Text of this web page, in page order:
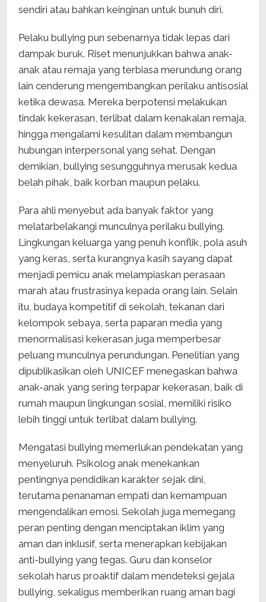
sendiri atau bahkan keinginan untuk bunuh diri.
Pelaku bullying pun sebenarnya tidak lepas dari
dampak buruk. Riset menunjukkan bahwa anak-
anak atau remaja yang terbiasa merundung orang
lain cenderung mengembangkan perilaku antisosial
ketika dewasa. Mereka berpotensi melakukan
tindak kekerasan, terlibat dalam kenakalan remaja,
hingga mengalami kesulitan dalam membangun
hubungan interpersonal yang sehat. Dengan
demikian, bullying sesungguhnya merusak kedua
belah pihak, baik korban maupun pelaku.
Para ahli menyebut ada banyak faktor yang
melatarbelakangi munculnya perilaku bullying.
Lingkungan keluarga yang penuh konflik, pola asuh
yang keras, serta kurangnya kasih sayang dapat
menjadi pemicu anak melampiaskan perasaan
marah atau frustrasinya kepada orang lain. Selain
itu, budaya kompetitif di sekolah, tekanan dari
kelompok sebaya, serta paparan media yang
menormalisasi kekerasan juga memperbesar
peluang munculnya perundungan. Penelitian yang
dipublikasikan oleh UNICEF menegaskan bahwa
anak-anak yang sering terpapar kekerasan, baik di
rumah maupun lingkungan sosial, memiliki risiko
lebih tinggi untuk terlibat dalam bullying.
Mengatasi bullying memerlukan pendekatan yang
menyeluruh. Psikolog anak menekankan
pentingnya pendidikan karakter sejak dini,
terutama penanaman empati dan kemampuan
mengendalikan emosi. Sekolah juga memegang
peran penting dengan menciptakan iklim yang
aman dan inklusif, serta menerapkan kebijakan
anti-bullying yang tegas. Guru dan konselor
sekolah harus proaktif dalam mendeteksi gejala
bullying, sekaligus memberikan ruang aman bagi